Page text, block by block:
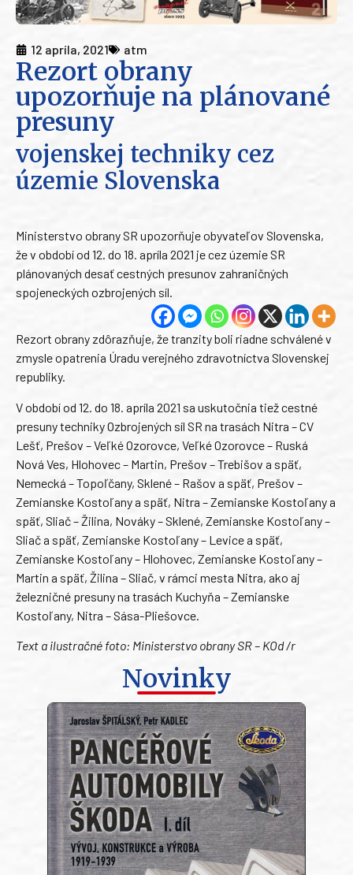
12 apríla, 2021 atm
Rezort obrany
upozorňuje na plánované
presuny
vojenskej techniky cez
územie Slovenska
Ministerstvo obrany SR upozorňuje obyvateľov Slovenska,
že v období od 12. do 18. apríla 2021 je cez územie SR
plánovaných desať cestných presunov zahraničných
spojeneckých ozbrojených síl.
Rezort obrany zdôrazňuje, že tranzity boli riadne schválené v
zmysle opatrenia Úradu verejného zdravotníctva Slovenskej
republiky.
V období od 12. do 18. apríla 2021 sa uskutočnia tiež cestné
presuny techniky Ozbrojených síl SR na trasách Nitra – CV
Lešť, Prešov – Veľké Ozorovce, Veľké Ozorovce – Ruská
Nová Ves, Hlohovec – Martin, Prešov – Trebišov a späť,
Nemecká – Topoľčany, Sklené – Rašov a späť, Prešov –
Zemianske Kostoľany a späť, Nitra – Zemianske Kostoľany a
späť, Sliač – Žilina, Nováky – Sklené, Zemianske Kostoľany –
Sliač a späť, Zemianske Kostoľany – Levice a späť,
Zemianske Kostoľany – Hlohovec, Zemianske Kostoľany –
Martin a späť, Žilina – Sliač, v rámci mesta Nitra, ako aj
železničné presuny na trasách Kuchyňa – Zemianske
Kostoľany, Nitra – Sása-Pliešovce.
Text a ilustračné foto: Ministerstvo obrany SR – KOd /r
Novinky